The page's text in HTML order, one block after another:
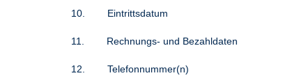
10. Eintrittsdatum
11. Rechnungs- und Bezahldaten
12. Telefonnummer(n)